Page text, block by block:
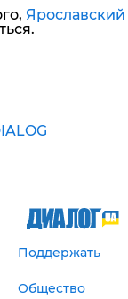
Ярославский
Поддержать
Общество